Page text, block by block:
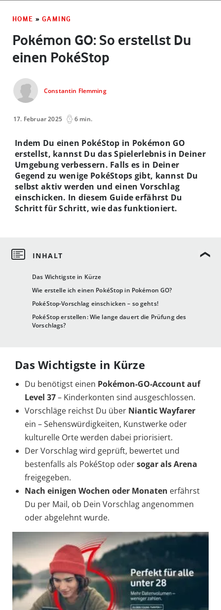
HOME » GAMING
Pokémon GO: So erstellst Du
einen PokéStop
Constantin Flemming
17. Februar 2025 6 min.
Das Wichtigste in Kürze
Wie erstelle ich einen PokéStop in Pokémon GO?
PokéStop-Vorschlag einschicken – so gehts!
PokéStop erstellen: Wie lange dauert die Prüfung des
Vorschlags?
Indem Du einen PokéStop in Pokémon GO
erstellst, kannst Du das Spielerlebnis in Deiner
Umgebung verbessern. Falls es in Deiner
Gegend zu wenige PokéStops gibt, kannst Du
selbst aktiv werden und einen Vorschlag
einschicken. In diesem Guide erfährst Du
Schritt für Schritt, wie das funktioniert.
Das Wichtigste in Kürze
Du benötigst einen Pokémon-GO-Account auf
Level 37– Kinderkonten sind ausgeschlossen.
Vorschläge reichst Du über Niantic Wayfarer
ein – Sehenswürdigkeiten, Kunstwerke oder
kulturelle Orte werden dabei priorisiert.
Der Vorschlag wird geprüft, bewertet und
bestenfalls als PokéStop odersogar als Arena
freigegeben.
Nach einigen Wochen oder Monaten erfährst
Du per Mail, ob Dein Vorschlag angenommen
oder abgelehnt wurde.